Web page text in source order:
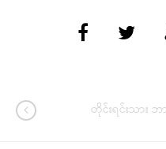
တိုင်းရင်းသား